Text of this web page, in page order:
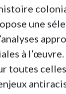
une
à
toutes